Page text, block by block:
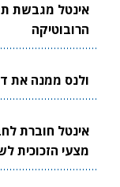
אינטל מגבשת
הרובוטיקה
ולנס ממנה את
אינטל חוברת
מצעי הזכוכית